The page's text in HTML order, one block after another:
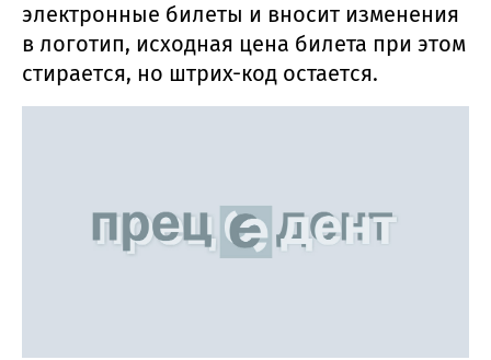
электронные билеты и вносит изменения
в логотип, исходная цена билета при этом
стирается, но штрих-код остается.